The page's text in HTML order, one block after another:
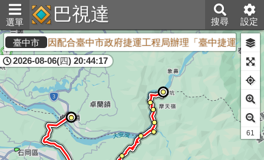
選單 巴視達 搜尋 設定
臺中市🚌因配合臺中市政府捷運工程局辦理「臺中捷運藍線
2026-08-06(四) 20:44:17
60